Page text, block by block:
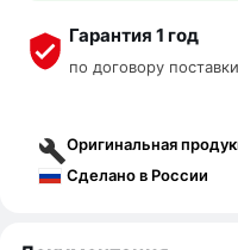
Гарантия 1 год
по договору поставки
Оригинальная
Сделано в России